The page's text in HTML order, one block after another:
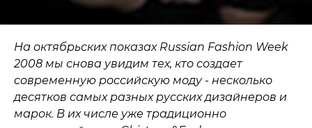
На октябрьских показах Russian Fashion Week
2008 мы снова увидим тех, кто создает
современную российскую моду - несколько
десятков самых разных русских дизайнеров и
марок. В их числе уже традиционно